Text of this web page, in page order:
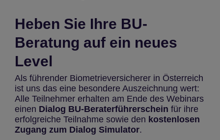
Heben Sie Ihre BU-
Beratung auf ein neues
Level
Als führender Biometrieversicherer in Österreich
ist uns das eine besondere Auszeichnung wert:
Alle Teilnehmer erhalten am Ende des Webinars
einen Dialog BU-Beraterführerschein für ihre
erfolgreiche Teilnahme sowie den kostenlosen
Zugang zum Dialog Simulator.